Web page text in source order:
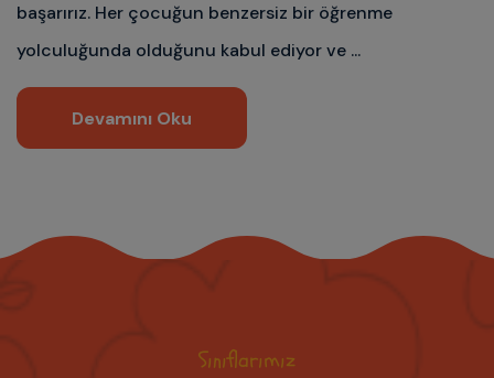
başarırız. Her çocuğun benzersiz bir öğrenme
yolculuğunda olduğunu kabul ediyor ve ...
Devamını Oku
Sınıflarımız